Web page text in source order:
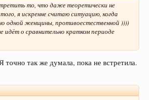
то, что даже теоретически не
я искренне считаю ситуацию, когда
одной женщины, противоестественной ))))
идёт о сравнительно кратком периоде
точно так же думала, пока не встретила.